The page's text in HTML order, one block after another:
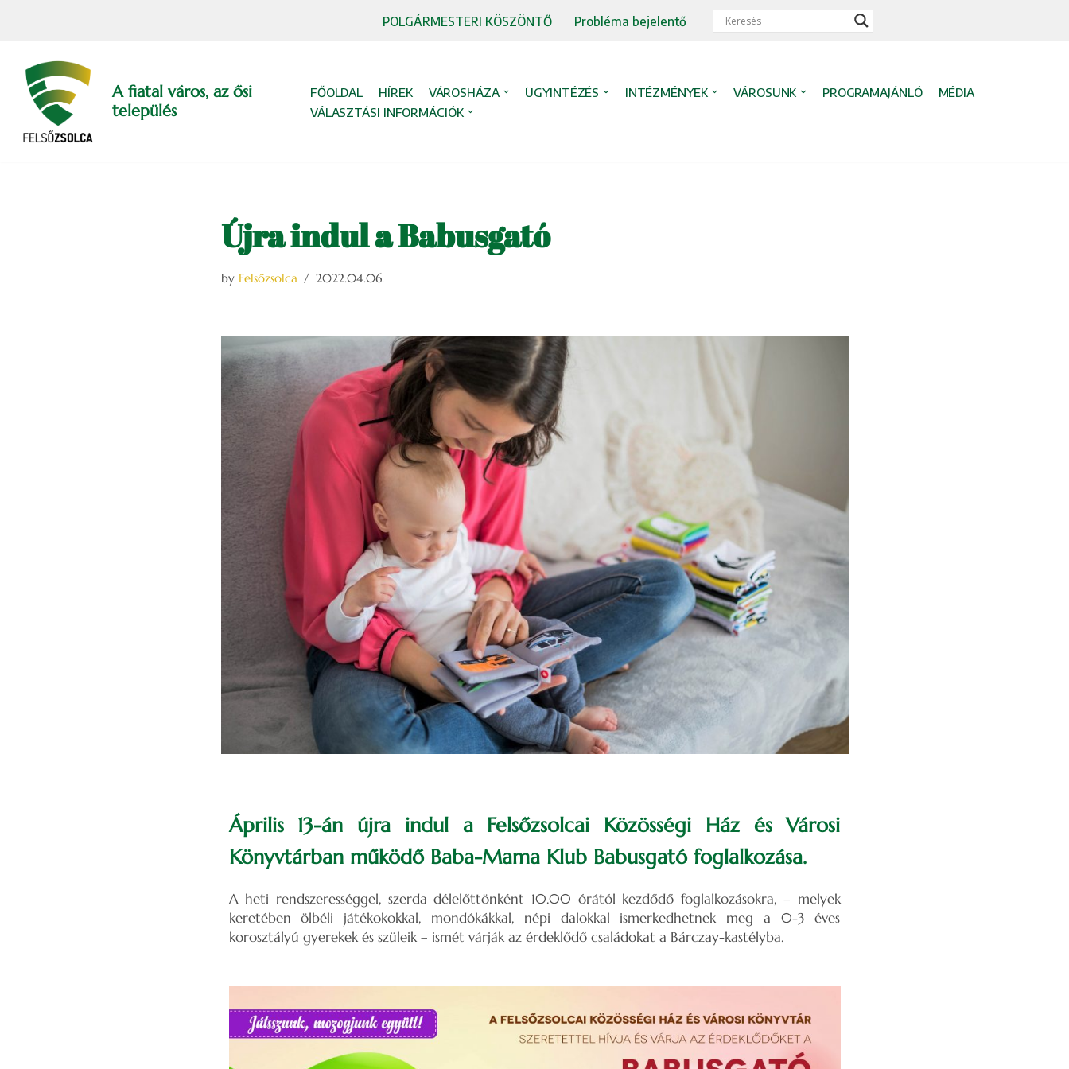
content
POLGÁRMESTERI KÖSZÖNTŐ Probléma bejelentő
A fiatal város, az ősi
település
FŐOLDAL HÍREK VÁROSHÁZA ÜGYINTÉZÉS INTÉZMÉNYEK VÁROSUNK PROGRAMAJÁNLÓ
MÉDIA
VÁLASZTÁSI INFORMÁCIÓK
Újra indul a Babusgató
by Felsőzsolca 2022.04.06.
Április 13-án újra indul a Felsőzsolcai Közösségi Ház és Városi
Könyvtárban működő Baba-Mama Klub Babusgató foglalkozása.
A heti rendszerességgel, szerda délelőttönként 10.00 órától kezdődő foglalkozásokra, – melyek
keretében ölbéli játékokokkal, mondókákkal, népi dalokkal ismerkedhetnek meg a 0-3 éves
korosztályú gyerekek és szüleik – ismét várják az érdeklődő családokat a Bárczay-kastélyba.